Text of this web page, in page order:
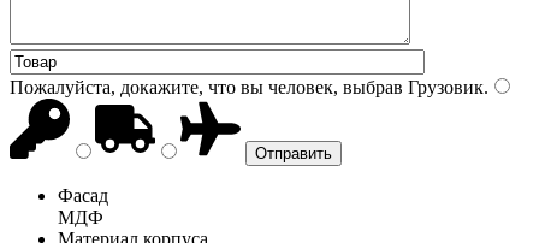
Пожалуйста, докажите, что вы человек, выбрав Грузовик.
Фасад
МДФ
Материал корпуса